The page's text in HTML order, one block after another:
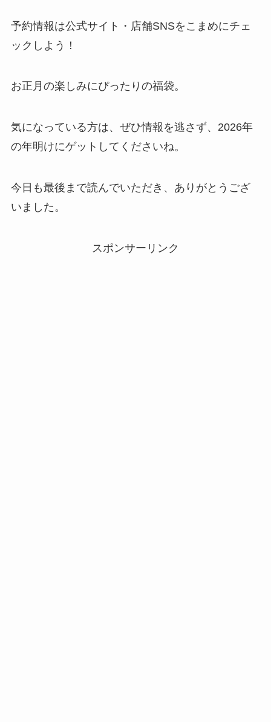
予約情報は公式サイト・店舗SNSをこまめにチェ
ックしよう！
お正月の楽しみにぴったりの福袋。
気になっている方は、ぜひ情報を逃さず、2026年
の年明けにゲットしてくださいね。
今日も最後まで読んでいただき、ありがとうござ
いました。
スポンサーリンク